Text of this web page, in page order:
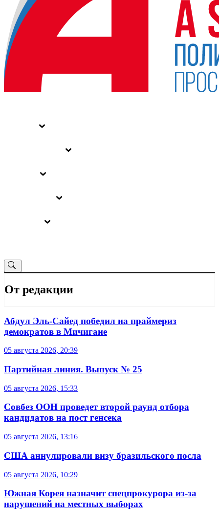
От редакции
Абдул Эль-Сайед победил на праймериз
демократов в Мичигане
05 августа 2026, 20:39
Партийная линия. Выпуск № 25
05 августа 2026, 15:33
Совбез ООН проведет второй раунд отбора
кандидатов на пост генсека
05 августа 2026, 13:16
США аннулировали визу бразильского посла
05 августа 2026, 10:29
Южная Корея назначит спецпрокурора из-за
нарушений на местных выборах